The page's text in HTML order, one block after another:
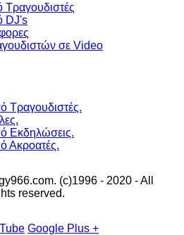
Τραγουδιστές
DJ's
σε Video
Τραγουδιστές.
Εκδηλώσεις.
Ακροατές.
(c)1996 - 2020 - All
reserved.
Google Plus +